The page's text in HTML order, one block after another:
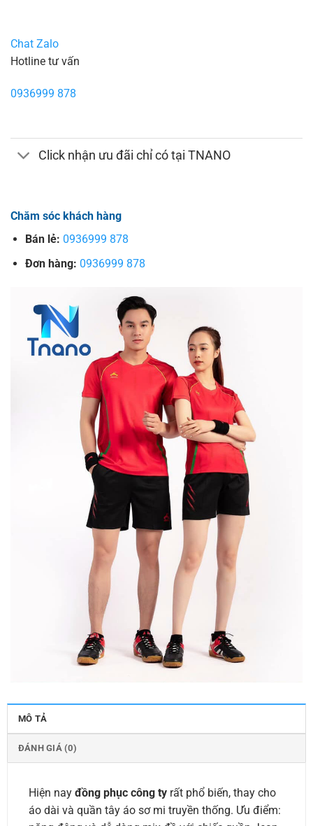
Chat Zalo
Hotline tư vấn
0936999 878
Click nhận ưu đãi chỉ có tại TNANO
Chăm sóc khách hàng
Bán lẻ: 0936999 878
Đơn hàng: 0936999 878
MÔ TẢ
ĐÁNH GIÁ (0)
Hiện nay đồng phục công tyrất phổ biến, thay cho
áo dài và quần tây áo sơ mi truyền thống. Ưu điểm: